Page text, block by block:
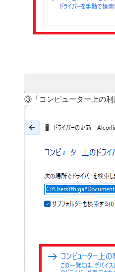
③「コンピューター上の利